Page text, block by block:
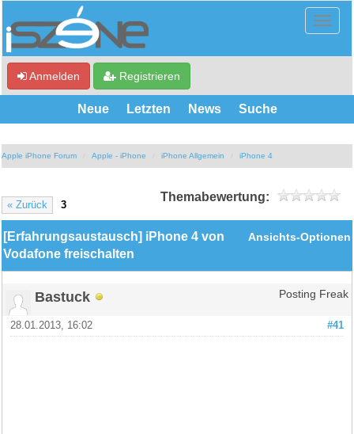
Anmelden Registrieren
Neue Letzten News Suche
Apple iPhone Forum Apple - iPhone iPhone Allgemein iPhone 4
« Zurück 3
Themabewertung:
Ansichts-Optionen
[Erfahrungsaustausch] iPhone 4 von
Vodafone freischalten
Bastuck Posting Freak
#41
28.01.2013, 16:02